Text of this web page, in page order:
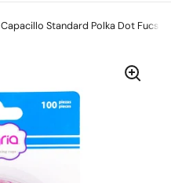
Capacillo Standard Polka Dot Fucsia